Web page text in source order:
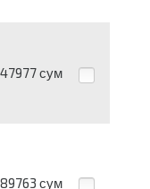
47977 сум
89763 сум